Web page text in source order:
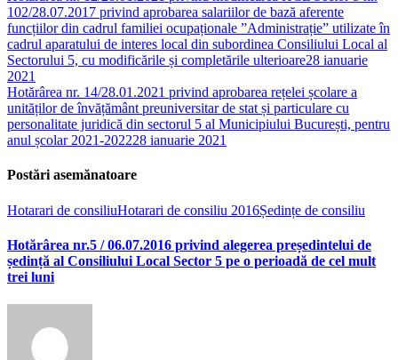
102/28.07.2017 privind aprobarea salariilor de bază aferente
funcțiilor din cadrul familiei ocupaționale ”Administrație” utilizate în
cadrul aparatului de interes local din subordinea Consiliului Local al
Sectorului 5, cu modificările și completările ulterioare28 ianuarie
2021
Hotărârea nr. 14/28.01.2021 privind aprobarea rețelei școlare a
unităților de învățământ preuniversitar de stat și particulare cu
personalitate juridică din sectorul 5 al Municipiului București, pentru
anul școlar 2021-202228 ianuarie 2021
Postări asemănatoare
Hotarari de consiliuHotarari de consiliu 2016Ședințe de consiliu
Hotărârea nr.5 / 06.07.2016 privind alegerea președintelui de
ședință al Consiliului Local Sector 5 pe o perioadă de cel mult
trei luni